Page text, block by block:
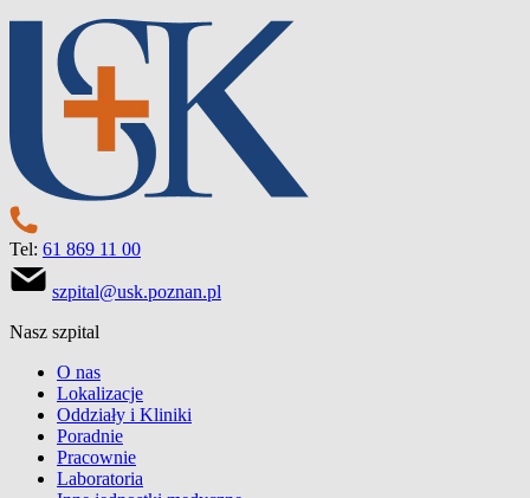
Tel: 61 869 11 00
szpital@usk.poznan.pl
Nasz szpital
O nas
Lokalizacje
Oddziały i Kliniki
Poradnie
Pracownie
Laboratoria